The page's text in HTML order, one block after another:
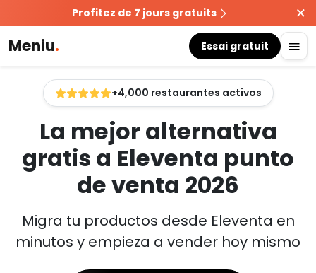
Profitez de 7 jours gratuits
Meniu. Essai gratuit
+4,000 restaurantes activos
La mejor alternativa
gratis a Eleventa punto
de venta 2026
Migra tu productos desde Eleventa en
minutos y empieza a vender hoy mismo